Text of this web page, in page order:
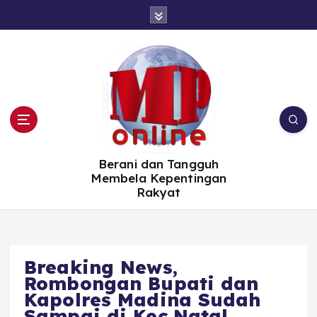
Berani dan Tangguh
Membela Kepentingan
Rakyat
Breaking News,
Rombongan Bupati dan
Kapolres Madina Sudah